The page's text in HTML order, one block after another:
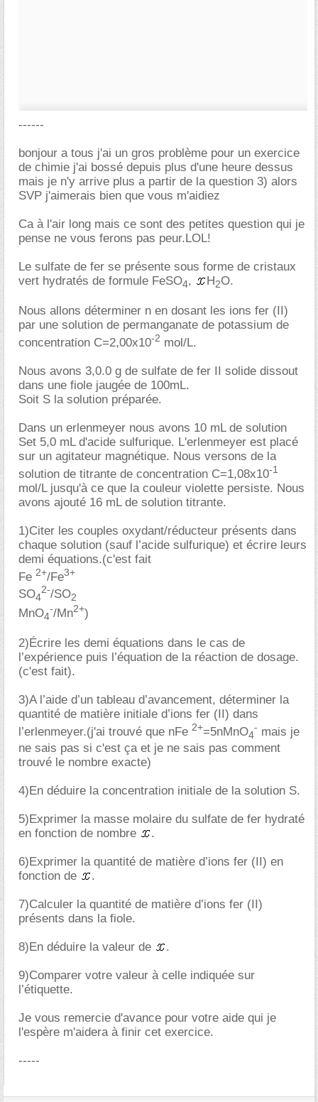
------
bonjour a tous j'ai un gros problème pour un exercice
de chimie j'ai bossé depuis plus d'une heure dessus
mais je n'y arrive plus a partir de la question 3) alors
SVP j'aimerais bien que vous m'aidiez
Ca à l'air long mais ce sont des petites question qui je
pense ne vous ferons pas peur.LOL!
Le sulfate de fer se présente sous forme de cristaux
vert hydratés de formule FeSO4, H2O.
Nous allons déterminer n en dosant les ions fer (II)
par une solution de permanganate de potassium de
concentration C=2,00x10-2 mol/L.
Nous avons 3,0.0 g de sulfate de fer II solide dissout
dans une fiole jaugée de 100mL.
Soit S la solution préparée.
Dans un erlenmeyer nous avons 10 mL de solution
Set 5,0 mL d'acide sulfurique. L'erlenmeyer est placé
sur un agitateur magnétique. Nous versons de la
solution de titrante de concentration C=1,08x10-1
mol/L jusqu'à ce que la couleur violette persiste. Nous
avons ajouté 16 mL de solution titrante.
1)Citer les couples oxydant/réducteur présents dans
chaque solution (sauf l’acide sulfurique) et écrire leurs
demi équations.(c'est fait
Fe 2+/Fe3+
SO4
2-/SO2
MnO4
-/Mn2+)
2)Écrire les demi équations dans le cas de
l’expérience puis l’équation de la réaction de dosage.
(c'est fait).
3)A l’aide d’un tableau d’avancement, déterminer la
quantité de matière initiale d’ions fer (II) dans
l’erlenmeyer.(j'ai trouvé que nFe 2+=5nMnO4
- mais je
ne sais pas si c'est ça et je ne sais pas comment
trouvé le nombre exacte)
4)En déduire la concentration initiale de la solution S.
5)Exprimer la masse molaire du sulfate de fer hydraté
en fonction de nombre
.
6)Exprimer la quantité de matière d’ions fer (II) en
fonction de
.
7)Calculer la quantité de matière d’ions fer (II)
présents dans la fiole.
8)En déduire la valeur de .
9)Comparer votre valeur à celle indiquée sur
l’étiquette.
Je vous remercie d'avance pour votre aide qui je
l'espère m'aidera à finir cet exercice.
-----